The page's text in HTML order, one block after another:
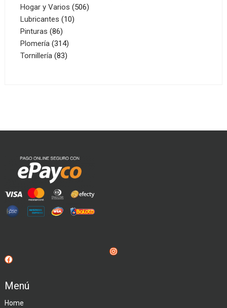
Hogar y Varios 506506
Lubricantes 1010
Pinturas 8686
productos
Plomería 314314
productos
Tornillería 8383
Instagram
Facebook
Menú
Home